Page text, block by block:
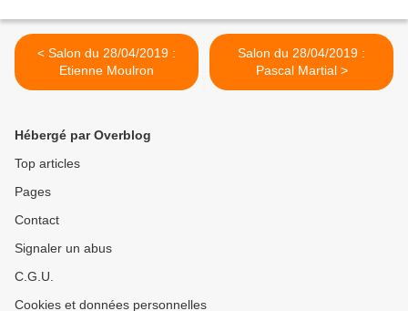
< Salon du 28/04/2019 :
Etienne Moulron
Salon du 28/04/2019 :
Pascal Martial >
Hébergé par Overblog
Top articles
Pages
Contact
Signaler un abus
C.G.U.
Cookies et données personnelles